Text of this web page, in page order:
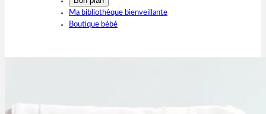
Ma bibliothèque bienveillante
Boutique bébé